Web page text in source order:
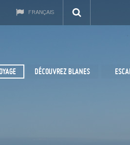
FRANÇAIS
DÉCOUVREZ BLANES